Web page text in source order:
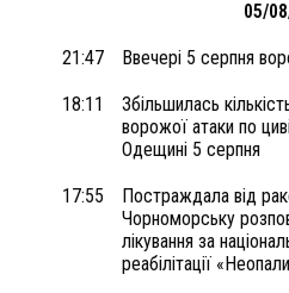
05/
21:47 Ввечері 5 серпня
18:11
Збільшилась
ворожої атаки по
Одещині 5 серпня
17:55
Постраждала від
Чорноморську
лікування за
реабілітації